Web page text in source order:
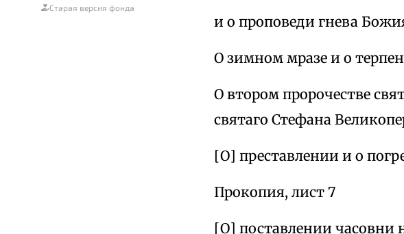
Старая версия фонда
и о проповеди гнева
О зимном мразе и о
О втором пророчестве
святаго Стефана
[О] преставлении и о
Прокопия, лист 7
[О] поставлении часовни